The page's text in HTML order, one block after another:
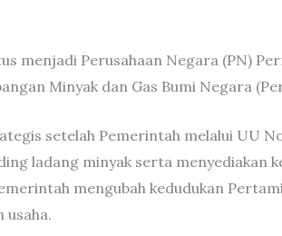
menjadi Perusahaan Negara (PN)
Minyak dan Gas Bumi Negara
setelah Pemerintah melalui UU
ladang minyak serta menyediakan
mengubah kedudukan
usaha.